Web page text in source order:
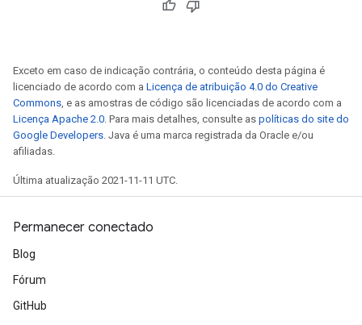
Exceto em caso de indicação contrária, o conteúdo desta página é
licenciado de acordo com a Licença de atribuição 4.0 do Creative
Commons , e as amostras de código são licenciadas de acordo com a
Licença Apache 2.0 . Para mais detalhes, consulte as políticas do site do
Google Developers . Java é uma marca registrada da Oracle e/ou
afiliadas.
Última atualização 2021-11-11 UTC.
Permanecer conectado
Blog
Fórum
GitHub